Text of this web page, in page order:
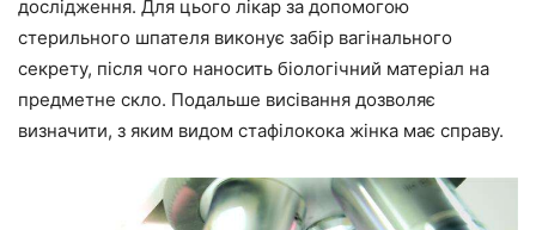
дослідження. Для цього лікар за допомогою
стерильного шпателя виконує забір вагінального
секрету, після чого наносить біологічний матеріал на
предметне скло. Подальше висівання дозволяє
визначити, з яким видом стафілокока жінка має справу.